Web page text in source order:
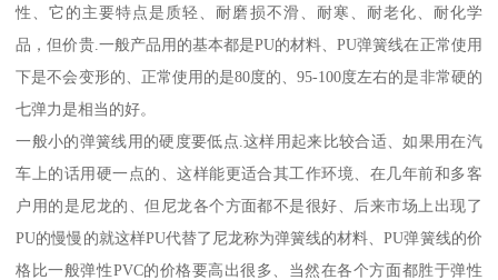
性、它的主要特点是质轻、耐磨损不滑、耐寒、耐老化、耐化学
品，但价贵.一般产品用的基本都是PU的材料、PU弹簧线在正常使用
下是不会变形的、正常使用的是80度的、95-100度左右的是非常硬的
七弹力是相当的好。
一般小的弹簧线用的硬度要低点.这样用起来比较合适、如果用在汽
车上的话用硬一点的、这样能更适合其工作环境、在几年前和多客
户用的是尼龙的、但尼龙各个方面都不是很好、后来市场上出现了
PU的慢慢的就这样PU代替了尼龙称为弹簧线的材料、PU弹簧线的价
格比一般弹性PVC的价格要高出很多、当然在各个方面都胜于弹性